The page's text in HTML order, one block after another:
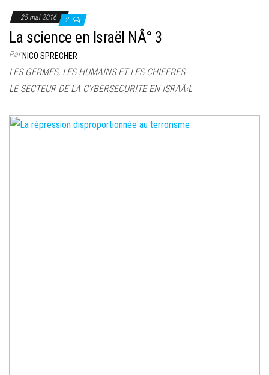
25 mai 2016 2
La science en Israël NÂ° 3
ParNICO SPRECHER
LES GERMES, LES HUMAINS ET LES CHIFFRES
LE SECTEUR DE LA CYBERSECURITE EN ISRAÃ‹L